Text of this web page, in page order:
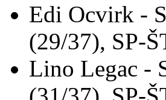
Edi Ocvirk -
(29/37), SP-
Lino Legac -